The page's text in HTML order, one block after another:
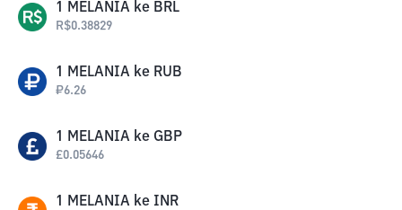
1 MELANIA ke BRL
R$0.38829
1 MELANIA ke RUB
₽6.26
1 MELANIA ke GBP
£0.05646
1 MELANIA ke INR